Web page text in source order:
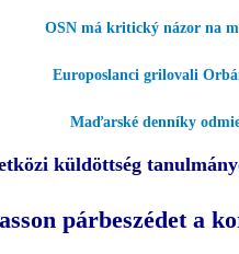
OSN má kritický názor na
Europoslanci grilovali
Maďarské denníky
küldöttség
párbeszédet a